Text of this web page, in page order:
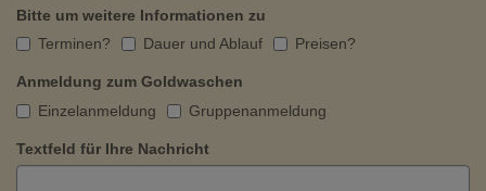
Bitte um weitere Informationen zu
Terminen?
Dauer und Ablauf Preisen?
Anmeldung zum Goldwaschen
Einzelanmeldung
Gruppenanmeldung
Textfeld für Ihre Nachricht